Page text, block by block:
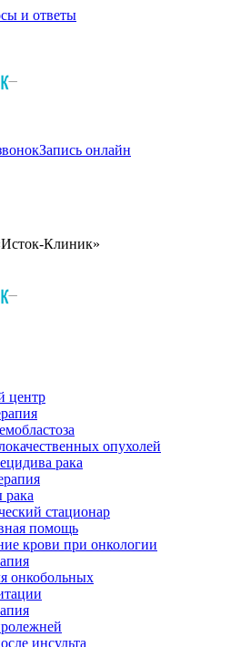
и ответы
Запись онлайн
Клиник»
центр
опухолей
рака
рака
стационар
помощь
крови при онкологии
онкобольных
инсульта